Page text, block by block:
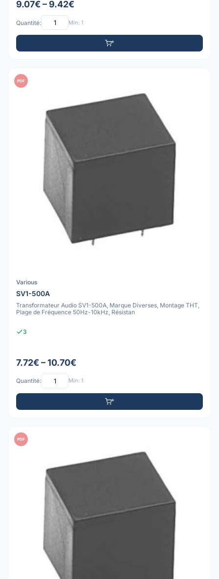
9.07€ – 9.42€
Quantité: Min: 1
PDF
Various
SV1-500A
Transformateur Audio SV1-500A, Marque Diverses, Montage THT,
Plage de Fréquence 50Hz-10kHz, Résistan
3
7.72€ – 10.70€
Quantité: Min: 1
PDF